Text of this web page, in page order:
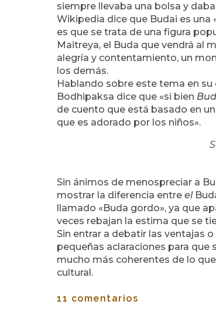
siempre llevaba una bolsa y
Wikipedia dice que Budai es una
es que se trata de una figura
Maitreya, el Buda que vendrá al
alegría y contentamiento, un
los demás.
Hablando sobre este tema en su
Bodhipaksa dice que «si bien
de cuento que está basado en
que es adorado por los niños».
Sin ánimos de menospreciar a
mostrar la diferencia entre el
llamado «Buda gordo», ya que
veces rebajan la estima que se
Sin entrar a debatir las ventajas
pequeñas aclaraciones para que
mucho más coherentes de lo
cultural.
11 comentarios